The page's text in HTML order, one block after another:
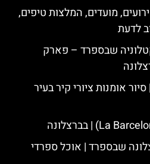
מועדים, המלצות טיפים,
לדעת
שבספרד – פארק
אומנות ציורי קיר בעיר
שבספרד | אוכל ספרדי